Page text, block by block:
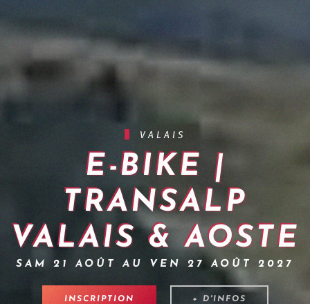
VALAIS
E-BIKE |
TRANSALP
VALAIS & AOSTE
SAM 21 AOÛT AU VEN 27 AOÛT 2027
INSCRIPTION + D'INFOS